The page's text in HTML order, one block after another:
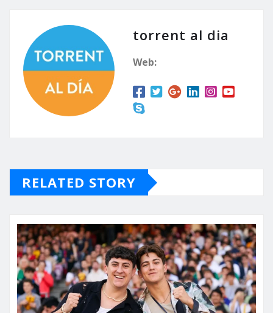
torrent al dia
Web:
RELATED STORY